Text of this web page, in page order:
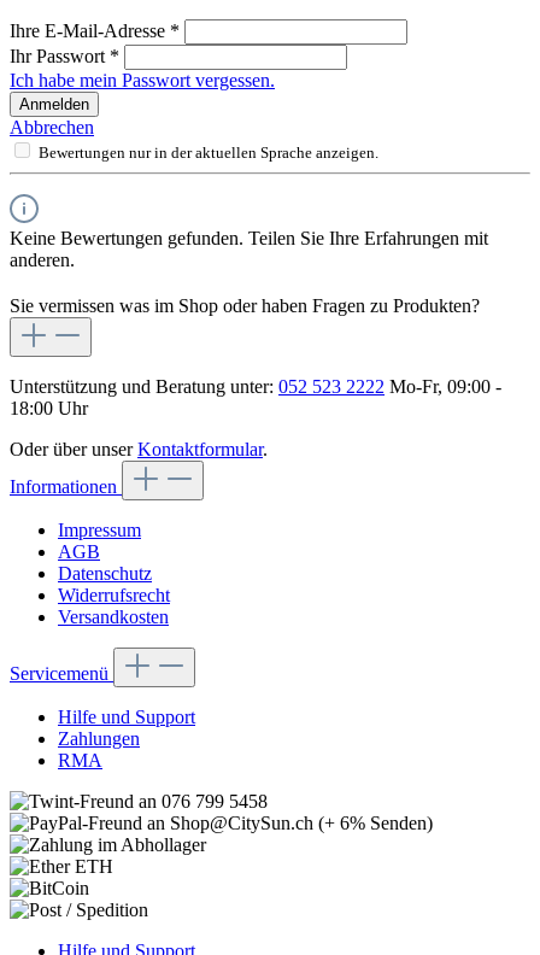
Ihre E-Mail-Adresse *
Ihr Passwort *
Ich habe mein Passwort vergessen.
Anmelden
Abbrechen
Bewertungen nur in der aktuellen Sprache anzeigen.
Keine Bewertungen gefunden. Teilen Sie Ihre Erfahrungen mit
anderen.
Sie vermissen was im Shop oder haben Fragen zu Produkten?
Unterstützung und Beratung unter: 052 523 2222 Mo-Fr, 09:00 -
18:00 Uhr
Oder über unserKontaktformular.
Informationen
Impressum
AGB
Datenschutz
Widerrufsrecht
Versandkosten
Servicemenü
Hilfe und Support
Zahlungen
RMA
Hilfe und Support